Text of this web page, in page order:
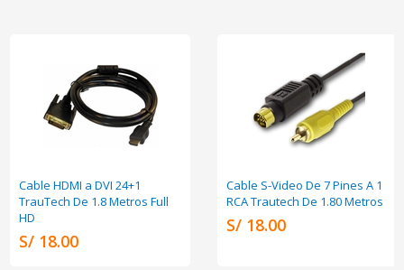
Cable HDMI a DVI 24+1
TrauTech De 1.8 Metros Full
HD
S/ 18.00
Cable S-Video De 7 Pines A 1
RCA Trautech De 1.80 Metros
S/ 18.00